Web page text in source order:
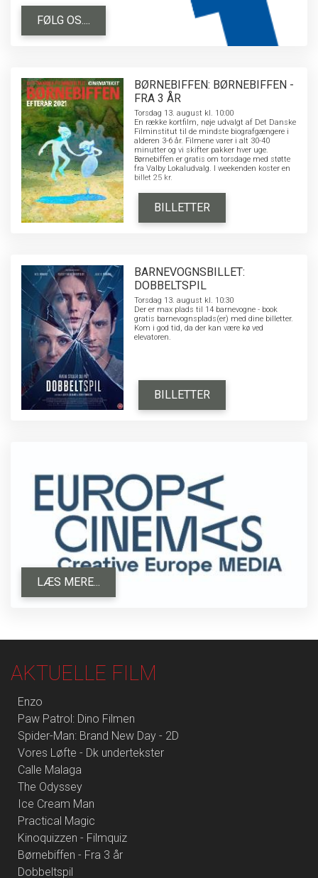
FØLG OS....
BØRNEBIFFEN: BØRNEBIFFEN -
FRA 3 ÅR
Torsdag 13. august kl. 10:00
En række kortfilm, nøje udvalgt af Det Danske
Filminstitut til de mindste biografgængere i
alderen 3-6 år. Filmene varer i alt 30-40
minutter og vi skifter pakker hver uge.
Børnebiffen er gratis om torsdage med støtte
fra Valby Lokaludvalg. I weekenden koster en
billet 25 kr.
BILLETTER
BARNEVOGNSBILLET:
DOBBELTSPIL
Torsdag 13. august kl. 10:30
Der er max plads til 14 barnevogne - book
gratis barnevognsplads(er) med dine billetter.
Kom i god tid, da der kan være kø ved
elevatoren.
BILLETTER
LÆS MERE...
AKTUELLE FILM
Enzo
Paw Patrol: Dino Filmen
Spider-Man: Brand New Day - 2D
Vores Løfte - Dk undertekster
Calle Malaga
The Odyssey
Ice Cream Man
Practical Magic
Kinoquizzen - Filmquiz
Børnebiffen - Fra 3 år
Dobbeltspil